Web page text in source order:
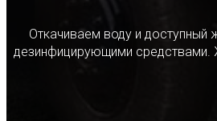
Откачиваем воду и
дезинфицирующими средствами.